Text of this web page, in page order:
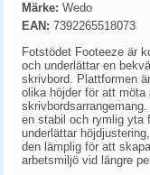
Märke: Wedo
EAN: 7392265518073
Fotstödet Footeeze är
och underlättar en
skrivbord. Plattformen
olika höjder för att möta
en stabil och rymlig yta
underlättar
den lämplig för att
arbetsmiljö vid längre